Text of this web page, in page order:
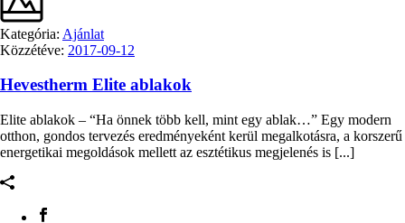
Kategória: Ajánlat
Közzétéve: 2017-09-12
Hevestherm Elite ablakok
Elite ablakok – “Ha önnek több kell, mint egy ablak…” Egy modern
otthon, gondos tervezés eredményeként kerül megalkotásra, a korszerű
energetikai megoldások mellett az esztétikus megjelenés is [...]